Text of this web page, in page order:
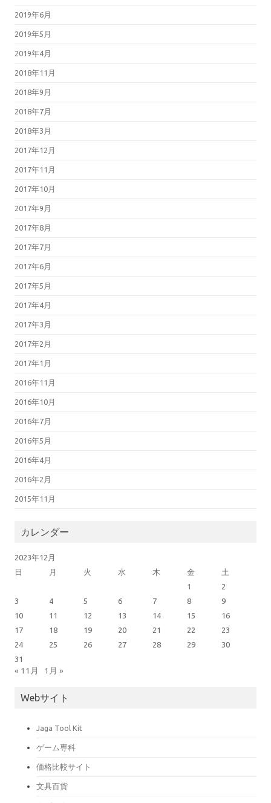
2019年6月
2019年5月
2019年4月
2018年11月
2018年9月
2018年7月
2018年3月
2017年12月
2017年11月
2017年10月
2017年9月
2017年8月
2017年7月
2017年6月
2017年5月
2017年4月
2017年3月
2017年2月
2017年1月
2016年11月
2016年10月
2016年7月
2016年5月
2016年4月
2016年2月
2015年11月
カレンダー
2023年12月
日
月 火 水 木 金
土
1
2
3
4 5 6 7 8
9
10
11 12 13 14 15
16
17
18 19 20 21 22
23
24
25 26 27 28 29
30
31
« 11月 1月 »
Webサイト
Jaga Tool Kit
ゲーム専科
価格比較サイト
文具百貨